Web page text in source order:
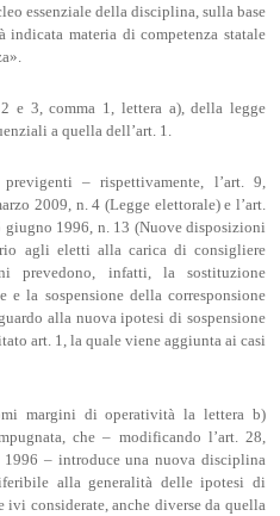
essenziale della disciplina, sulla base
materia di competenza statale
e 3, comma 1, lettera a), della legge
a quella dell’art. 1.
– rispettivamente, l’art. 9,
2009, n. 4 (Legge elettorale) e l’art.
giugno 1996, n. 13 (Nuove disposizioni
agli eletti alla carica di consigliere
prevedono, infatti, la sostituzione
e la sospensione della corresponsione
alla nuova ipotesi di sospensione
art. 1, la quale viene aggiunta ai casi
margini di operatività la lettera b)
che – modificando l’art. 28,
– introduce una nuova disciplina
alla generalità delle ipotesi di
ivi considerate, anche diverse da quella